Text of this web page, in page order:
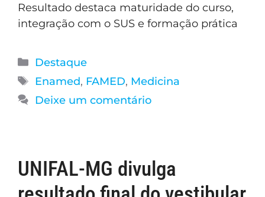
Resultado destaca maturidade do curso,
integração com o SUS e formação prática
Destaque
Enamed, FAMED, Medicina
Deixe um comentário
UNIFAL-MG divulga